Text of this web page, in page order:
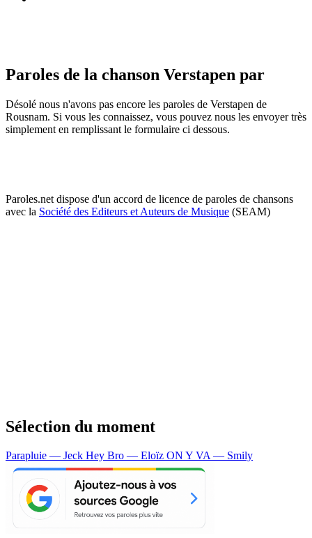
Paroles de la chanson Verstapen par
Désolé nous n'avons pas encore les paroles de Verstapen de
Rousnam. Si vous les connaissez, vous pouvez nous les envoyer très
simplement en remplissant le formulaire ci dessous.
Paroles.net dispose d'un accord de licence de paroles de chansons
avec la Société des Editeurs et Auteurs de Musique (SEAM)
Sélection du moment
Parapluie — Jeck Hey Bro — Eloïz ON Y VA — Smily